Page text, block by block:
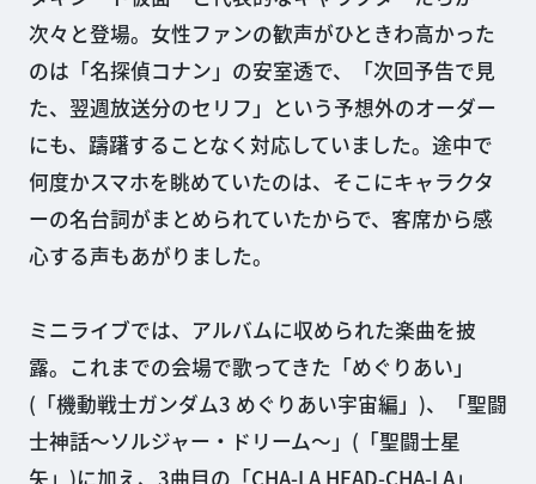
次々と登場。女性ファンの歓声がひときわ高かった
のは「名探偵コナン」の安室透で、「次回予告で見
た、翌週放送分のセリフ」という予想外のオーダー
にも、躊躇することなく対応していました。途中で
何度かスマホを眺めていたのは、そこにキャラクタ
ーの名台詞がまとめられていたからで、客席から感
心する声もあがりました。
ミニライブでは、アルバムに収められた楽曲を披
露。これまでの会場で歌ってきた「めぐりあい」
(「機動戦士ガンダム3 めぐりあい宇宙編」)、「聖闘
士神話〜ソルジャー・ドリーム〜」(「聖闘士星
矢」)に加え、3曲目の「CHA-LA HEAD-CHA-LA」